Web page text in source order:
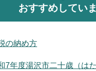
おすすめしてい
の納め方
7年度湯沢市二十歳（は